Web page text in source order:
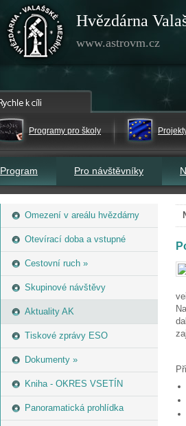
Hvězdárna
www.astrovm.cz
Programy pro školy
Program Pro návštěvníky
Omezení v areálu hvězdárny
Otevírací doba a vstupné
Cestovní ruch »
Skupinové návštěvy
Aktuality AK
Tiskové zprávy ESO
Dokumenty »
Kniha - OKRES VSETÍN
Panoramatická prohlídka